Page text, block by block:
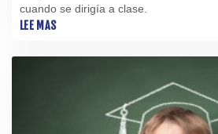
cuando se dirigía a clase.
LEE MAS